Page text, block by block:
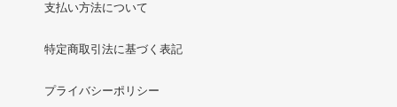
支払い方法について
特定商取引法に基づく表記
プライバシーポリシー